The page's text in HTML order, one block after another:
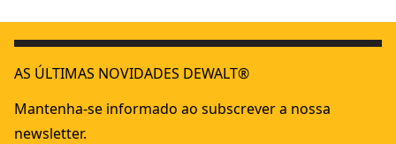
AS ÚLTIMAS NOVIDADES DEWALT®
Mantenha-se informado ao subscrever a nossa
newsletter.